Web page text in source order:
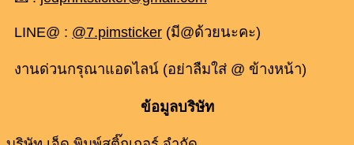
LINE@ : @7.pimsticker (มี@ด้วยนะคะ)
งานด่วนกรุณาแอดไลน์ (อย่าลืมใส่ @ ข้างหน้า)
ข้อมูลบริษัท